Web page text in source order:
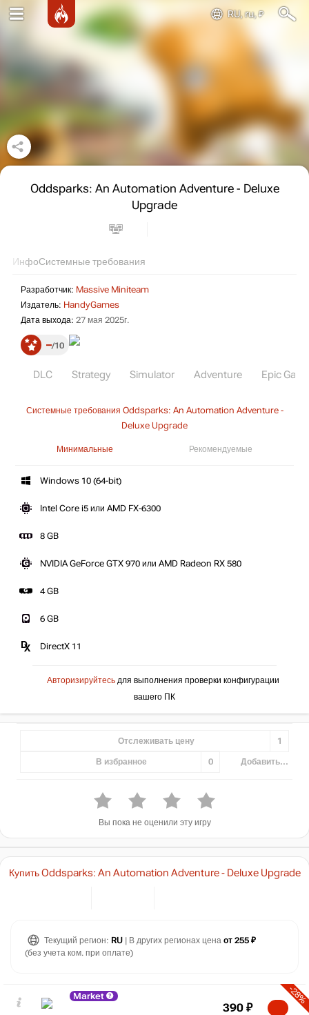
RU, ru, ₽
Oddsparks: An Automation Adventure - Deluxe
Upgrade
ИнфоСистемные требования
Разработчик: Massive Miniteam
Издатель: HandyGames
Дата выхода: 27 мая 2025г.
– 10
DLC Strategy Simulator Adventure Epic
Системные требования Oddsparks: An Automation Adventure -
Deluxe Upgrade
Минимальные Рекомендуемые
Windows 10 (64-bit)
Intel Core i5 или AMD FX-6300
8 GB
NVIDIA GeForce GTX 970 или AMD Radeon RX 580
4 GB
6 GB
DirectX 11
Авторизируйтесь для выполнения проверки конфигурации
вашего ПК
Отслеживать цену 1
В избранное 0 Добавить...
Вы пока не оценили эту игру
Купить Oddsparks: An Automation Adventure - Deluxe Upgrade
Текущий регион: RU | В других регионах цена от 255 ₽
(без учета ком. при оплате)
Market -28%
390 ₽